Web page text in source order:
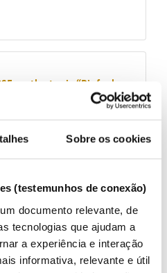
Sobre os cookies
(testemunhos de conexão)
documento relevante, de
tecnologias que ajudam a
a experiência e interação
informativa, relevante e útil
on the topic “Biofuels
network operators'
the smart grid